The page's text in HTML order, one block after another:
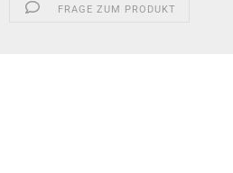
FRAGE ZUM PRODUKT